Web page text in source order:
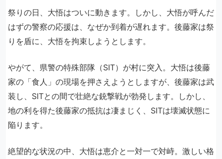
祭りの日、大悟はついに動きます。しかし、大悟が呼んだ
はずの警察の応援は、なぜか到着が遅れます。後藤家は祭
りを盾に、大悟を拘束しようとします。
やがて、県警の特殊部隊（SIT）が村に突入。大悟は後藤
家の「食人」の現場を押さえようとしますが、後藤家は武
装し、SITとの間で壮絶な銃撃戦が勃発します。しかし、
地の利を得た後藤家の抵抗は凄まじく、SITは壊滅状態に
陥ります。
絶望的な状況の中、大悟は恵介と一対一で対峙。激しい格